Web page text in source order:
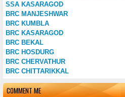
SSA KASARAGOD
BRC MANJESHWAR
BRC KUMBLA
BRC KASARAGOD
BRC BEKAL
BRC HOSDURG
BRC CHERVATHUR
BRC CHITTARIKKAL
COMMENT ME